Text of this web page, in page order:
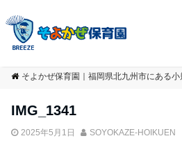
そよかぜ保育園｜福岡県北九州市にある
IMG_1341
2025年5月1日 SOYOKAZE-HOIKUEN